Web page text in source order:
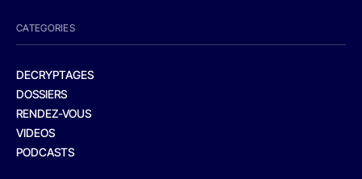
CATEGORIES
DECRYPTAGES
DOSSIERS
RENDEZ-VOUS
VIDEOS
PODCASTS